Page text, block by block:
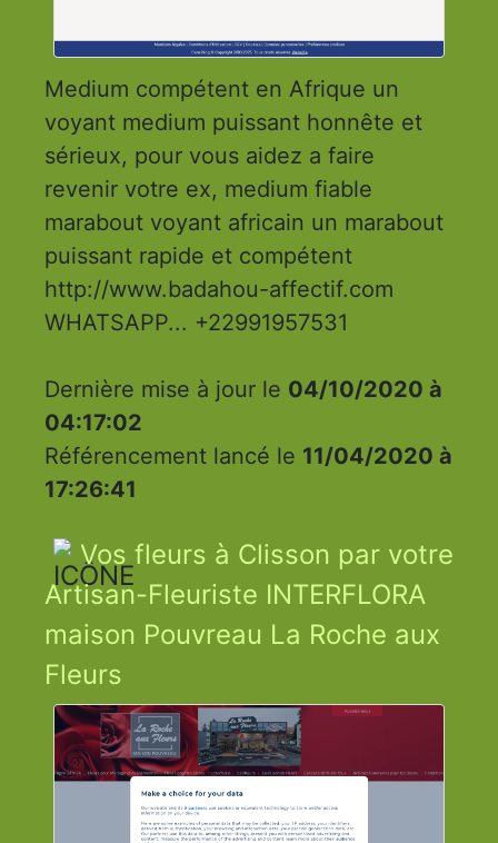
Medium compétent en Afrique un
voyant medium puissant honnête et
sérieux, pour vous aidez a faire
revenir votre ex, medium fiable
marabout voyant africain un marabout
puissant rapide et compétent
http://www.badahou-affectif.com
WHATSAPP... +22991957531
Dernière mise à jour le 04/10/2020 à
04:17:02
Référencement lancé le 11/04/2020 à
17:26:41
Vos fleurs à Clisson par votre
Artisan-Fleuriste INTERFLORA
maison Pouvreau La Roche aux
Fleurs